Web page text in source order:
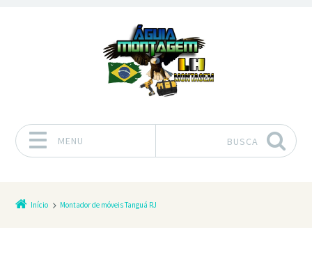
MENU BUSCA
Início Montador de móveis Tanguá RJ